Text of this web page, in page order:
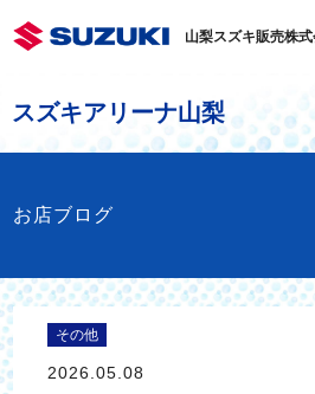
山梨スズキ販売株
スズキアリーナ山梨
お店ブログ
その他
2026.05.08